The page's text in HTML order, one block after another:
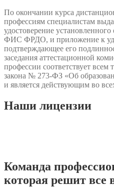
По окончании курса
профессиям специалистам
удостоверение
ФИС ФРДО, и приложение к
подтверждающее его
заседания аттестационной
профессии соответствует всем
закона № 273-ФЗ «Об
и является действующим во
Наши лицензии
Команда
которая решит все